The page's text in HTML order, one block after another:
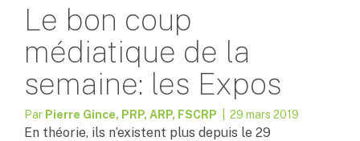
Le bon coup
médiatique de la
semaine: les Expos
Par Pierre Gince, PRP, ARP, FSCRP | 29 mars 2019
En théorie, ils n’existent plus depuis le 29